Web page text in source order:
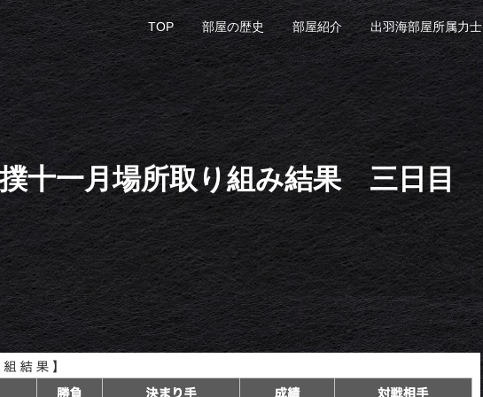
TOP 部屋の歴史 部屋紹介 出羽海部屋所属力士
十一月場所取り組み結果 三日目